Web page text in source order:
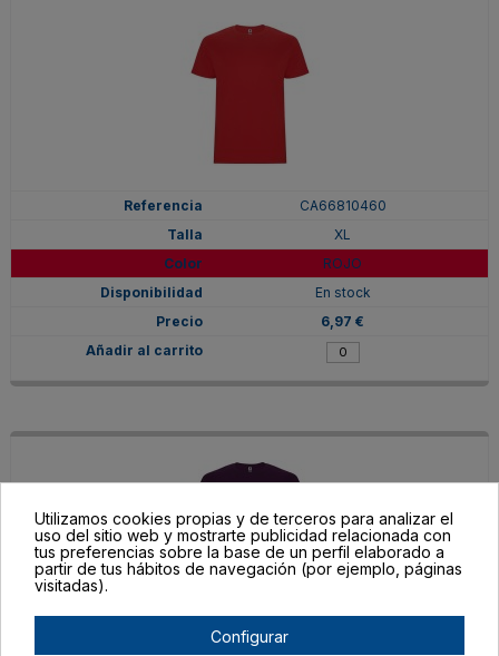
CA66810460
XL
ROJO
En stock
6,97 €
Utilizamos cookies propias y de terceros para analizar el
uso del sitio web y mostrarte publicidad relacionada con
tus preferencias sobre la base de un perfil elaborado a
partir de tus hábitos de navegación (por ejemplo, páginas
visitadas).
Configurar